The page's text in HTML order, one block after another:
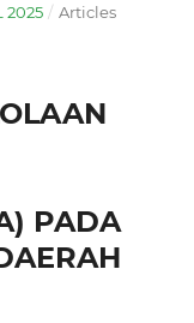
2025 / Articles
PADA